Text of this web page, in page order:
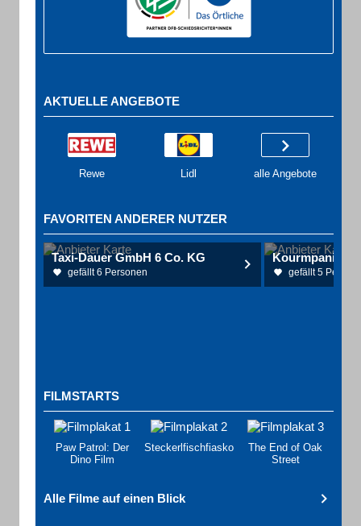
AKTUELLE ANGEBOTE
Rewe Lidl alle Angebote
FAVORITEN ANDERER NUTZER
Taxi-Dauer GmbH 6 Co. KG
gefällt 6 Personen
Kourmpanidis
gefällt 5
FILMSTARTS
Paw Patrol: Der
Dino Film
Steckerlfischfiasko
The End of Oak
Street
Alle Filme auf einen Blick